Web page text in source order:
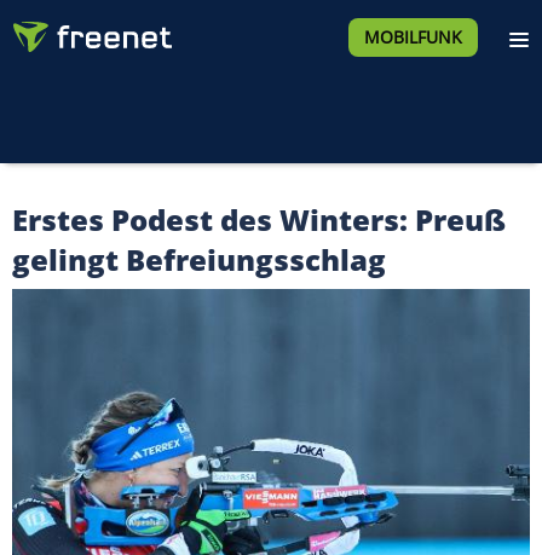
MOBILFUNK
Erstes Podest des Winters: Preuß
gelingt Befreiungsschlag